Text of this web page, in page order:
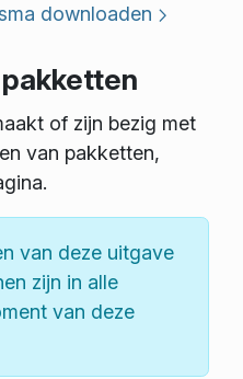
downloaden
of zijn bezig met
van pakketten,
van deze uitgave
zijn in alle
van deze